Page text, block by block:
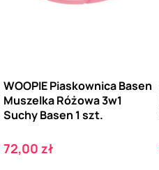
WOOPIE Piaskownica Basen
Muszelka Różowa 3w1
Suchy Basen 1 szt.
Cena
72,00 zł